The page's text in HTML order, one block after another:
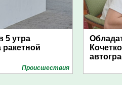
5 утра
Проиcшествия